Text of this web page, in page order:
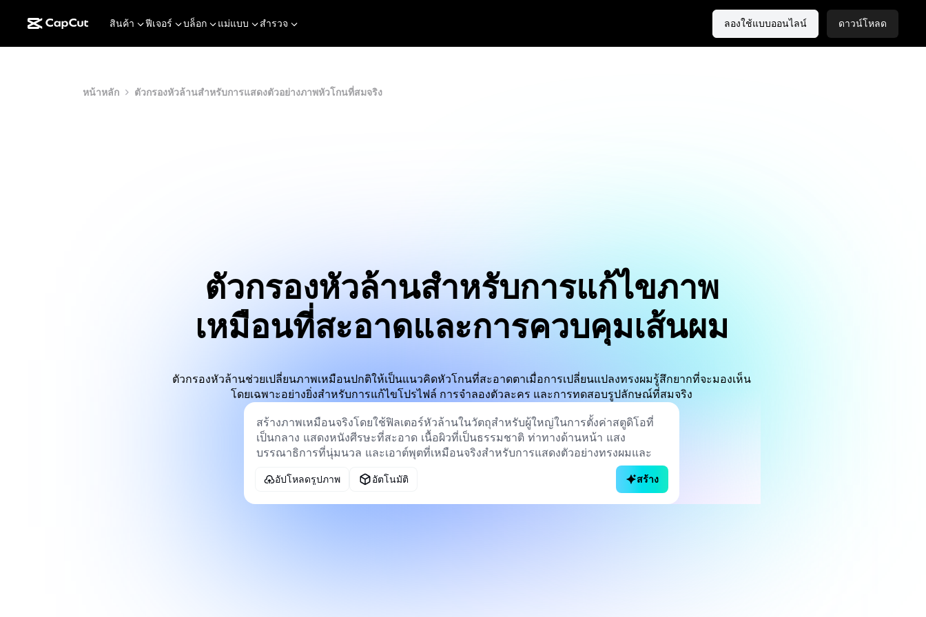
สินค้า ฟีเจอร์ บล็อก แม่แบบ สำรวจ ลองใช้แบบออนไลน์ ดาวน์โหลด
หน้าหลัก ตัวกรองหัวล้านสำหรับการแสดงตัวอย่างภาพหัวโกนที่สมจริง
ตัวกรองหัวล้านสำหรับการแก้ไขภาพ
เหมือนที่สะอาดและการควบคุมเส้นผม
ตัวกรองหัวล้านช่วยเปลี่ยนภาพเหมือนปกติให้เป็นแนวคิดหัวโกนที่สะอาดตาเมื่อการเปลี่ยนแปลงทรงผมรู้สึกยากที่จะมองเห็น
โดยเฉพาะอย่างยิ่งสำหรับการแก้ไขโปรไฟล์ การจำลองตัวละคร และการทดสอบรูปลักษณ์ที่สมจริง
อัปโหลดรูปภาพ อัตโนมัติ สร้าง